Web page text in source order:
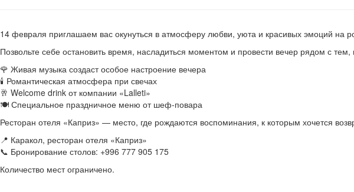
14 февраля приглашаем вас окунуться в атмосферу любви, уюта и красивых эмоций на
Позвольте себе остановить время, насладиться моментом и провести вечер рядом с
🌹 Живая музыка создаст особое настроение вечера
🕯 Романтическая атмосфера при свечах
🥂 Welcome drink от компании «Lalleti»
🍽 Специальное праздничное меню от шеф-повара
Ресторан отеля «Каприз» — место, где рождаются воспоминания, к которым хочется
📍 Каракол, ресторан отеля «Каприз»
📞 Бронирование столов: +996 777 905 175
Количество мест ограничено.